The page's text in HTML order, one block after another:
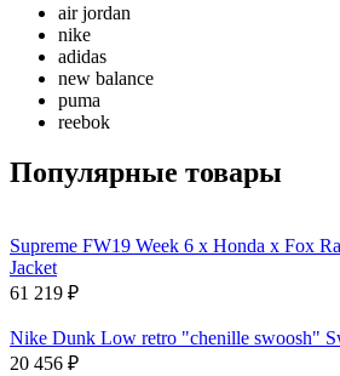
air jordan
nike
adidas
new balance
puma
reebok
Популярные товары
Supreme FW19 Week 6 x Honda x Fox
Jacket
61 219 ₽
Nike Dunk Low retro "chenille swoosh"
20 456 ₽